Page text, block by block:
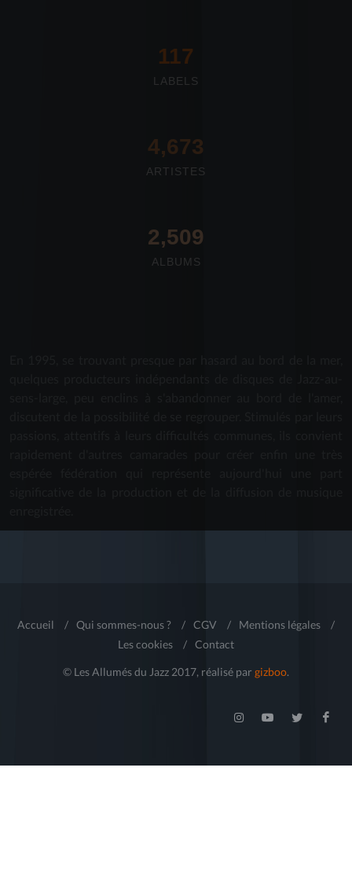
117
LABELS
4,673
ARTISTES
2,712
ALBUMS
Accueil / Qui sommes-nous ? / CGV / Mentions légales
/
Les cookies
/ Contact
© Les Allumés du Jazz 2017, réalisé par gizboo.